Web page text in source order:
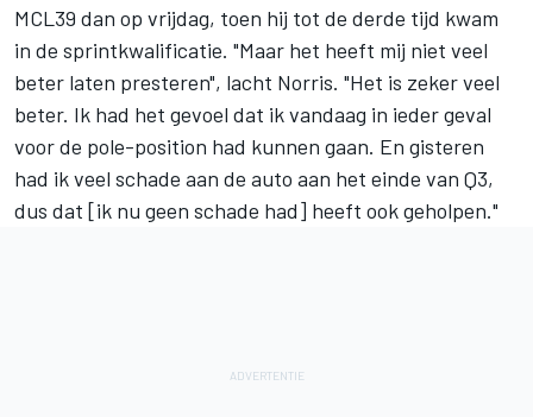
MCL39 dan op vrijdag, toen hij tot de derde tijd kwam
in de sprintkwalificatie. "Maar het heeft mij niet veel
beter laten presteren", lacht Norris. "Het is zeker veel
beter. Ik had het gevoel dat ik vandaag in ieder geval
voor de pole-position had kunnen gaan. En gisteren
had ik veel schade aan de auto aan het einde van Q3,
dus dat [ik nu geen schade had] heeft ook geholpen."